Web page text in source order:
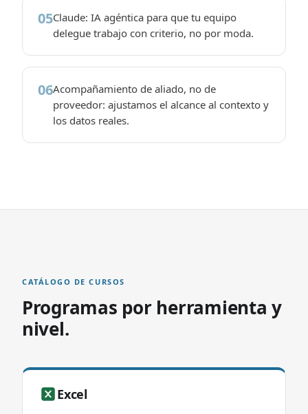
05Claude: IA agéntica para que tu equipo
delegue trabajo con criterio, no por moda.
06Acompañamiento de aliado, no de
proveedor: ajustamos el alcance al contexto y
los datos reales.
CATÁLOGO DE CURSOS
Programas por herramienta y
nivel.
Excel